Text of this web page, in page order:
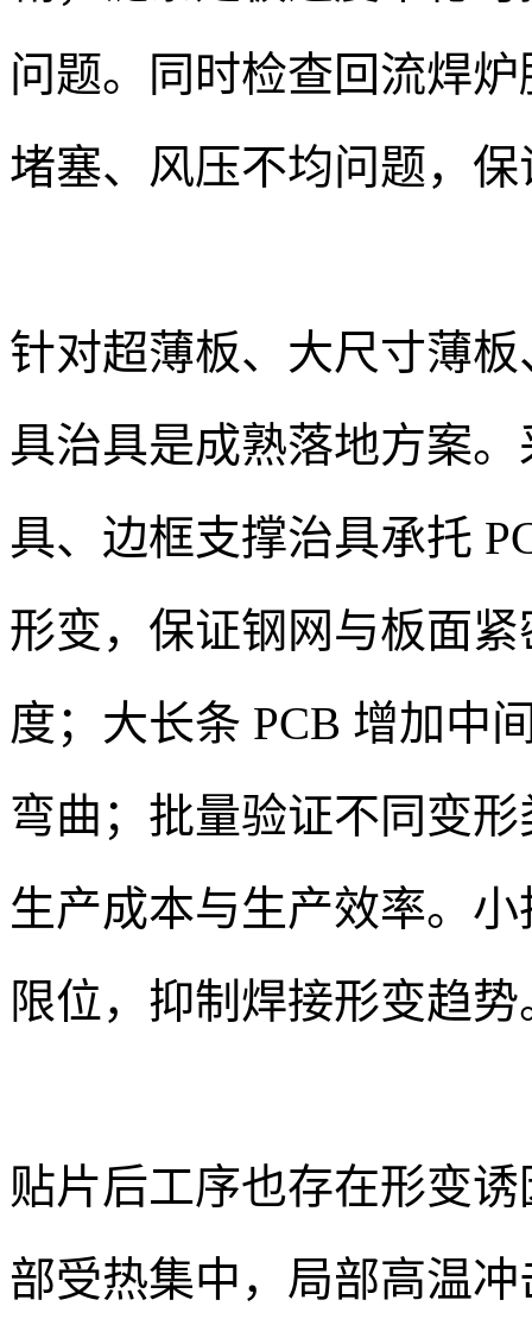
问题。同时检查回流焊
堵塞、风压不均问题，
针对超薄板、大尺寸薄
具治具是成熟落地方案
具、边框支撑治具承托
形变，保证钢网与板面
度；大长条 PCB 增加中
弯曲；批量验证不同变
生产成本与生产效率。
限位，抑制焊接形变趋势
贴片后工序也存在形变
部受热集中，局部高温